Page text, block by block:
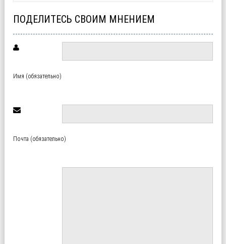
ПОДЕЛИТЕСЬ СВОИМ МНЕНИЕМ
Имя (обязательно)
Почта (обязательно)